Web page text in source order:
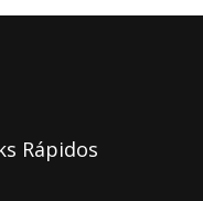
Rápidos